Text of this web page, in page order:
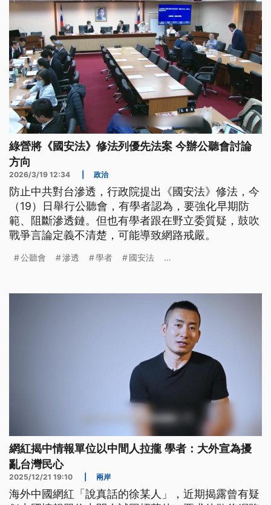
綠營將《國安法》修法列優先法案 今辦公聽會討論
方向
2026/3/19 12:34 政治
防止中共對台滲透，行政院提出《國安法》修法，今
（19）日舉行公聽會，有學者認為，要強化早期防
範、阻斷滲透鏈。但也有學者跟在野立委質疑，鼓吹
戰爭言論定義不清楚，可能導致網路戒嚴。
公聽會 滲透 學者 國安法 ...
網紅揭中情報單位以中間人拉攏 學者：大外宣為擾
亂台灣民心
2025/12/21 19:10 兩岸
海外中國網紅「說真話的徐某人」，近期揭露曾有疑